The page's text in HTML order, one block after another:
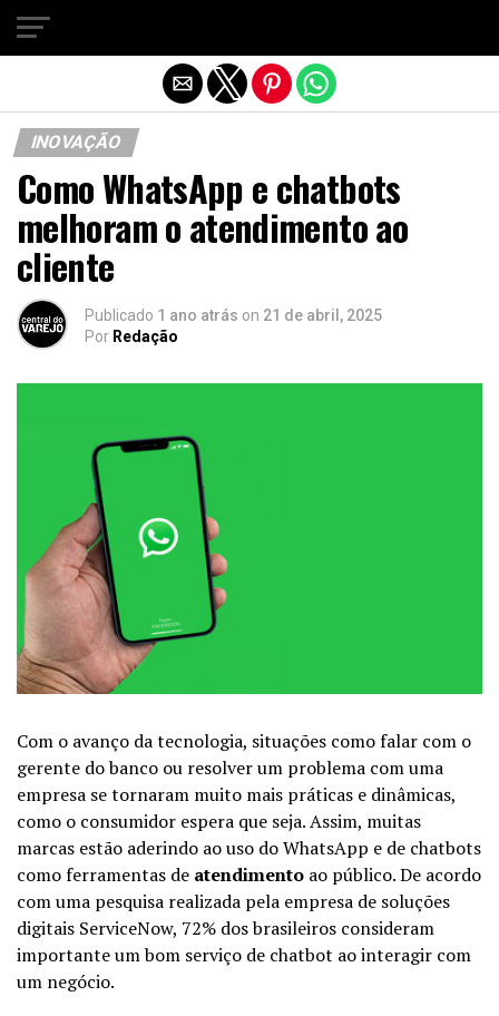
INOVAÇÃO
Como WhatsApp e chatbots
melhoram o atendimento ao
cliente
Publicado 1 ano atrás on 21 de abril, 2025
Por Redação
Com o avanço da tecnologia, situações como falar com o
gerente do banco ou resolver um problema com uma
empresa se tornaram muito mais práticas e dinâmicas,
como o consumidor espera que seja. Assim, muitas
marcas estão aderindo ao uso do WhatsApp e de chatbots
como ferramentas de atendimento ao público. De acordo
com uma pesquisa realizada pela empresa de soluções
digitais ServiceNow, 72% dos brasileiros consideram
importante um bom serviço de chatbot ao interagir com
um negócio.